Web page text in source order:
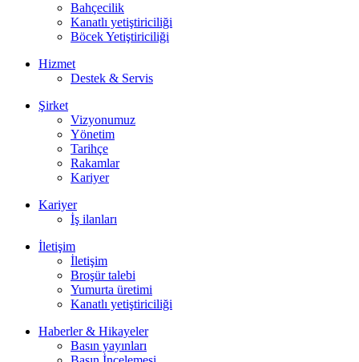
Bahçecilik
Kanatlı yetiştiriciliği
Böcek Yetiştiriciliği
Hizmet
Destek & Servis
Şirket
Vizyonumuz
Yönetim
Tarihçe
Rakamlar
Kariyer
Kariyer
İş ilanları
İletişim
İletişim
Broşür talebi
Yumurta üretimi
Kanatlı yetiştiriciliği
Haberler & Hikayeler
Basın yayınları